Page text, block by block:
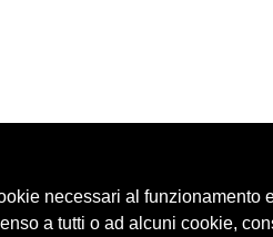
necessari al funzionamento
a tutti o ad alcuni cookie,